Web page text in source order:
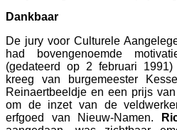
Dankbaar
De jury voor Culturele
had bovengenoemde
(gedateerd op 2 februari 1991)
kreeg van burgemeester
Reinaertbeeldje en een prijs
om de inzet van de
erfgoed van Nieuw-Namen.